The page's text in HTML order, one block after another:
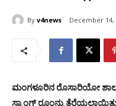
By v4news December 14,
ಮಂಗಳೂರಿನ ರೊಸಾರಿಯೋ
ಸ್ಟ್ರಾಂಗ್ ರೂಂನ್ನು